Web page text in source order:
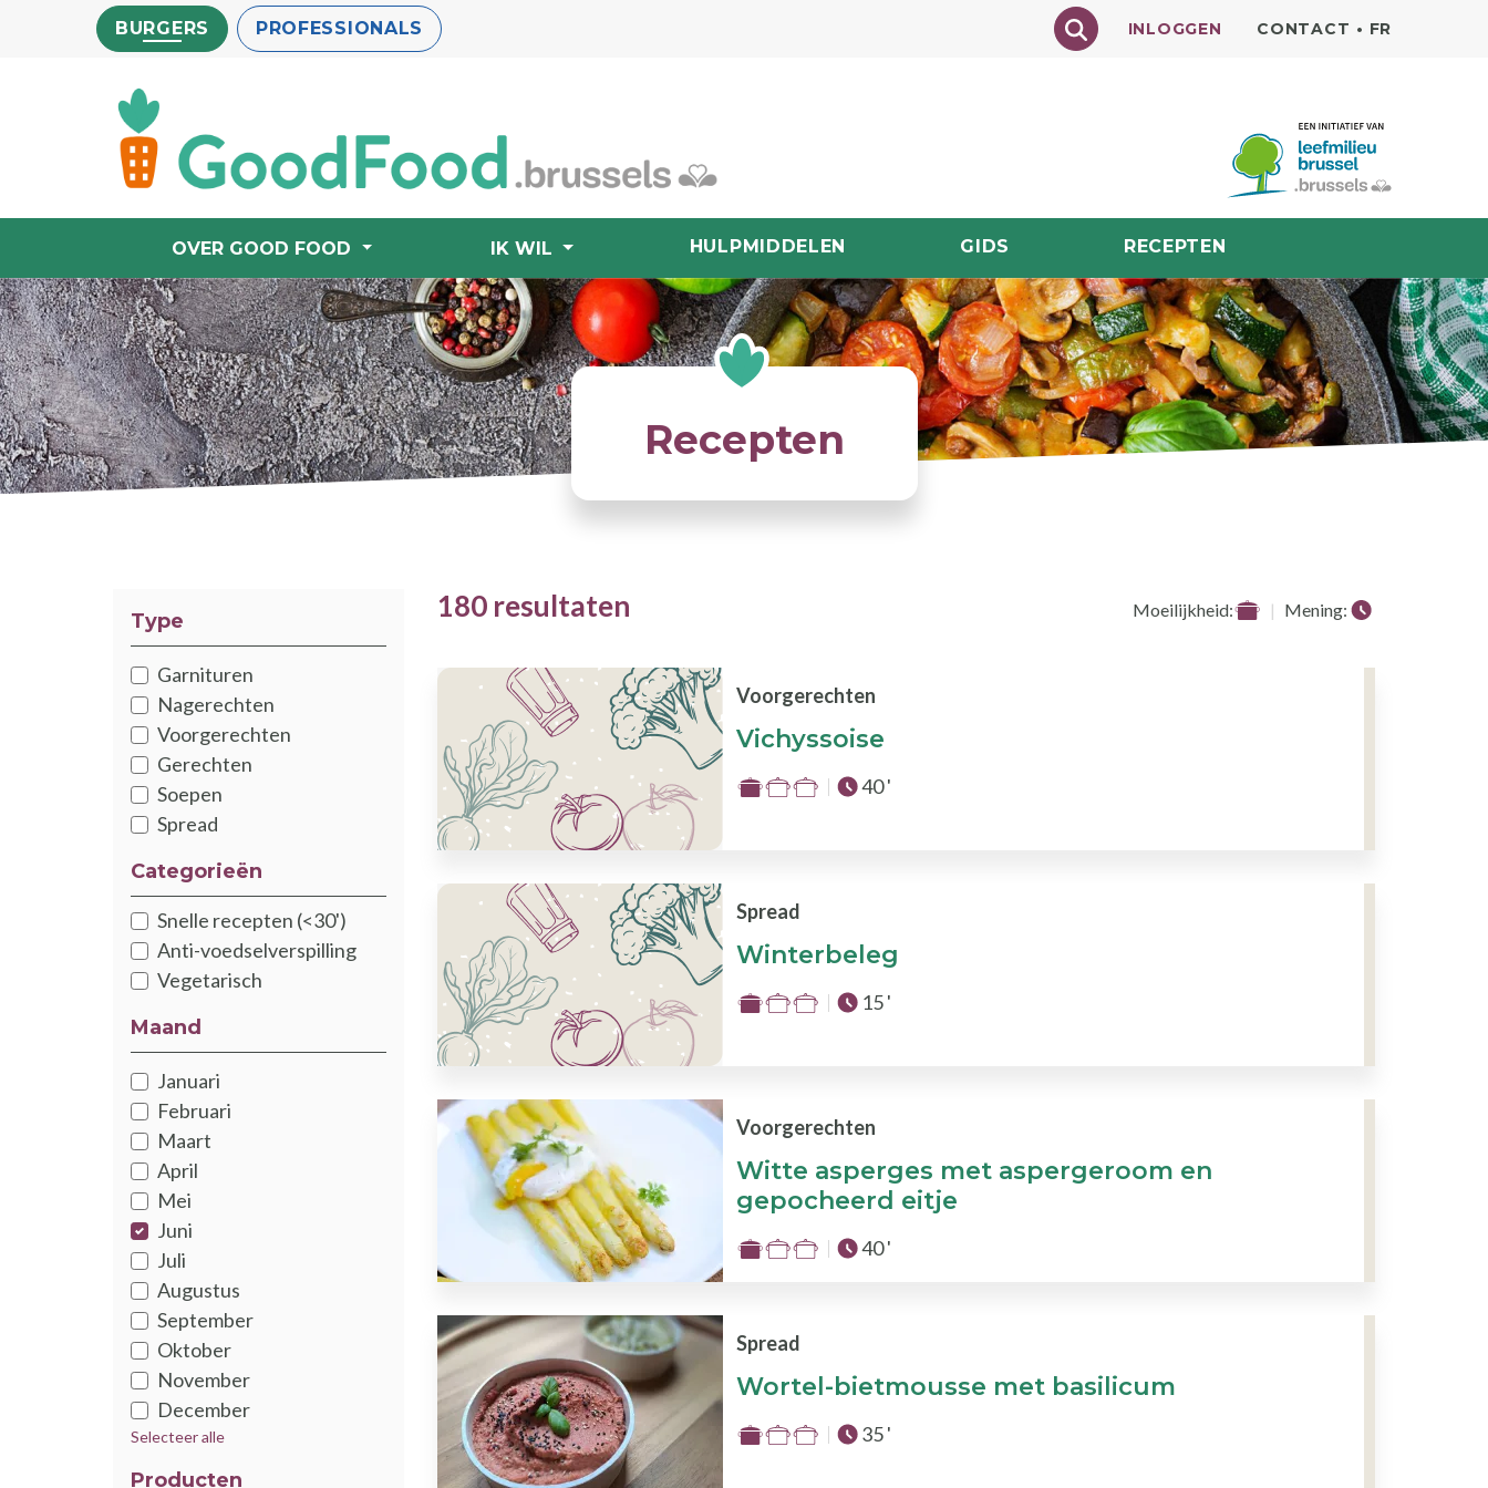
BURGERS PROFESSIONALS Texte à rechercher
INLOGGEN CONTACT • FR
OVER GOOD FOOD IK WIL HULPMIDDELEN GIDS RECEPTEN
Recepten
Type
Garnituren
Nagerechten
Voorgerechten
Gerechten
Soepen
Spread
Categorieën
Snelle recepten (<30')
Anti-voedselverspilling
Vegetarisch
Maand
Selecteer alle
Januari
Februari
Maart
April
Mei
Juni
Juli
Augustus
September
Oktober
November
December
Producten
180 resultaten Moeilijkheid: Mening:
Vichyssoise
Voorgerechten
Moeilijkheid
de
Totale tijd :
40 '
Winterbeleg
Spread
Moeilijkheid
de
Totale tijd :
15 '
Witte asperges met aspergeroom en
gepocheerd eitje
Voorgerechten
Moeilijkheid
van
3
Totale tijd :
40 '
Wortel-bietmousse met basilicum
Spread
MoeilijkheidTotale tijd :
35 '